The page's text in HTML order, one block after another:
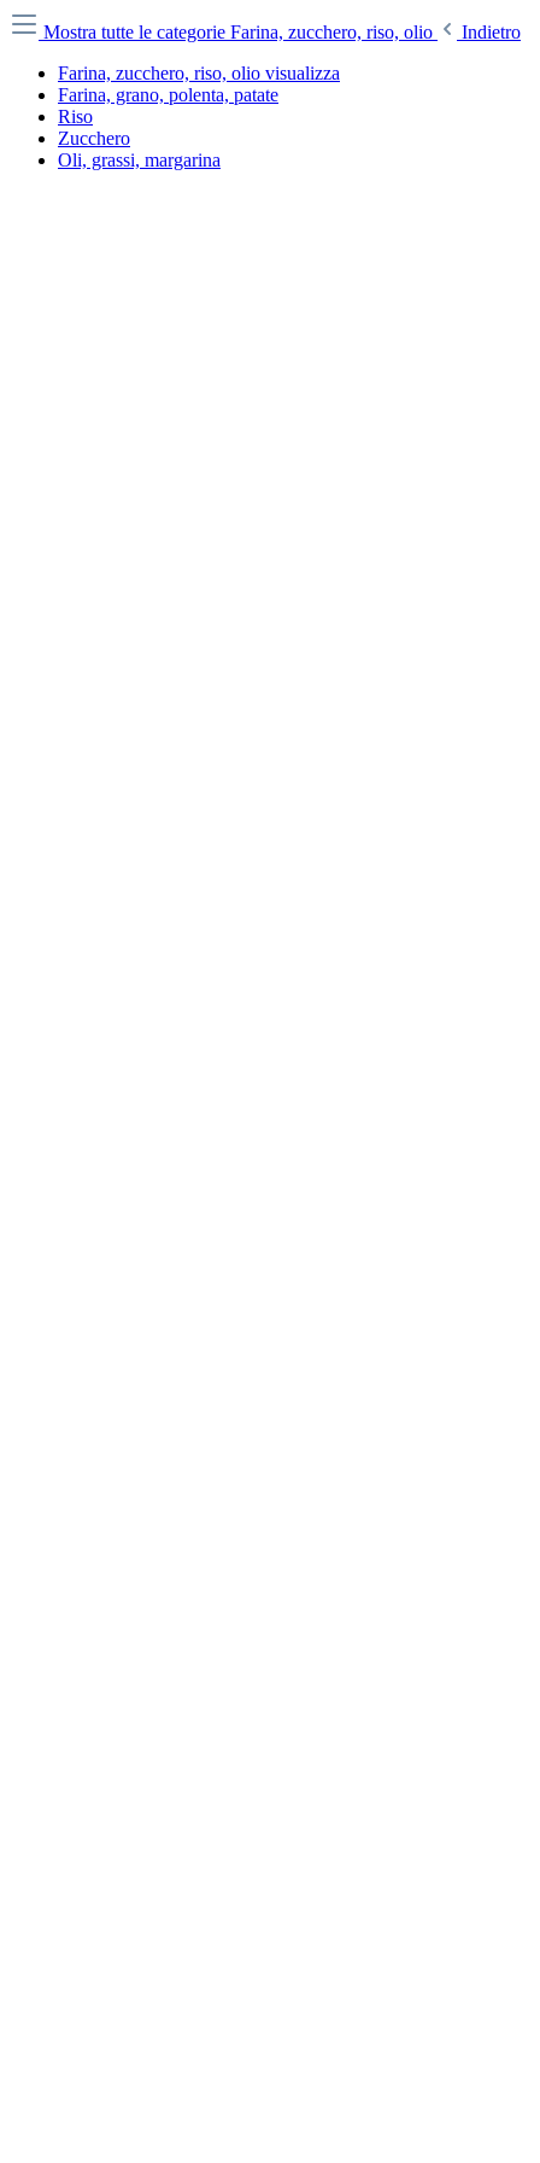
Mostra tutte le categorie Farina, zucchero, riso, olio
Indietro
Farina, zucchero, riso, olio visualizza
Farina, grano, polenta, patate
Riso
Zucchero
Oli, grassi, margarina